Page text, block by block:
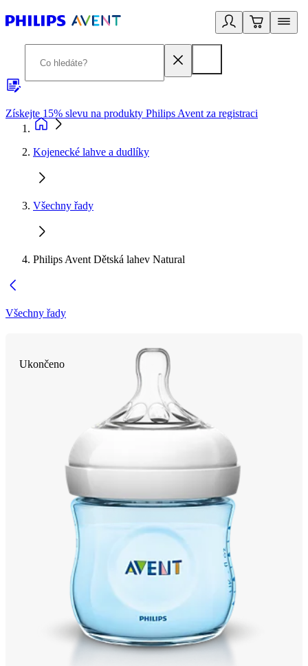
Získejte 15% slevu na produkty Philips Avent za registraci
Kojenecké lahve a dudlíky
Všechny řady
Philips Avent Dětská lahev Natural
Všechny řady
Ukončeno